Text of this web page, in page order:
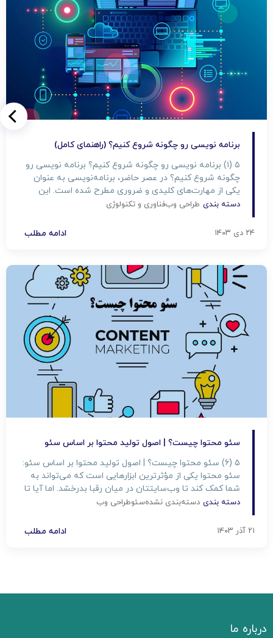
برنامه‌ نویسی رو چگونه شروع کنیم؟ (راهنمای کامل)
۵ (۱) برنامه‌ نویسی رو چگونه شروع کنیم؟ برنامه‌ نویسی رو
چگونه شروع کنیم؟ در عصر حاضر، برنامه‌نویسی به عنوان
یکی از مهارت‌های کلیدی و ضروری مطرح شده است. این
توانایی نه تنها در ایجاد فرصت‌های شغلی فراوان و متنوع مؤثر
نیز یاری می‌رساند. […]
دسته بندی طراحی وبفناوری و تکنولوژی
۲۴ دی ۱۴۰۳ ادامه مطلب
سئو محتوا چیست؟ | اصول تولید محتوا بر اساس سئو
۵ (۶) سئو محتوا چیست؟ | اصول تولید محتوا بر اساس سئو:
سئو محتوا یکی از مؤثرترین ابزارهایی است که می‌تواند به
شما کمک کند تا وب‌سایتتان در میان رقبا بدرخشد. اما آیا تا
به حال به این فکر کرده‌اید چگونه می‌توانید با تولید محتوا بر
[…]
دسته بندی دسته‌بندی نشدهسئوطراحی وب
۲۱ آذر ۱۴۰۳ ادامه مطلب
درباره ما